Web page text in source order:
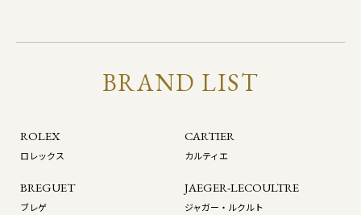
BRAND LIST
ROLEX
ロレックス
CARTIER
カルティエ
BREGUET
ブレゲ
JAEGER-LECOULTRE
ジャガー・ルクルト